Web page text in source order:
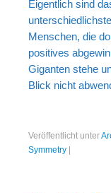
Architecture
Luftaufnahmen
Portrait
Mein Shop
Eigentlich sind
Menschen, die
positives
Giganten stehe
Blick nicht
Veröffentlicht unter
Symmetry